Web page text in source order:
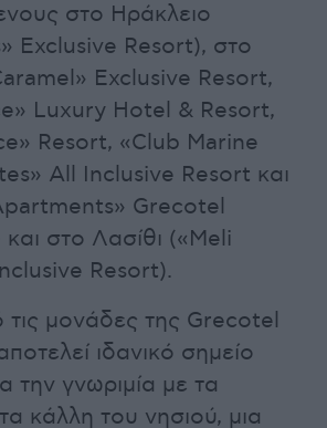
στο Ηράκλειο
Exclusive Resort), στο
Exclusive Resort,
Luxury Hotel & Resort,
Resort, «Club Marine
All Inclusive Resort και
Grecotel
στο Λασίθι («Meli
Resort).
τις μονάδες της Grecotel
ιδανικό σημείο
την γνωριμία με τα
κάλλη του νησιού, μια